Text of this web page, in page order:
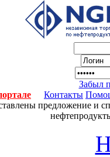
Забыл
Контакты
предложение и